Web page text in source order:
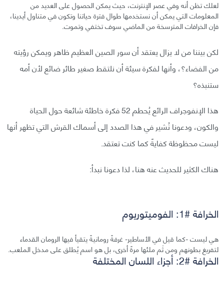
لعلك تظن أنه وفي عصر الإنترنت، حيث يمكن الحصول على العديد من
المعلومات التي يمكن أن نستخدمها طوال فترة حياتنا وتكون في متناول أيدينا،
فإن الخرافات المترسخة من الماضي سوف تختفي وتموت.
لكن بيننا من لا يزال يعتقد أن سور الصين العظيم ظاهر ويمكن رؤيته
من الفضاء؟، وأنها لفكرة سيئة أن نلتقط صغير طائر ضائع لأن أمه
ستنبذه؟
هذا الإنفوجراف الرائع يُحطم 52 فكرة خاطئة شائعة حول الحياة
والكون، ودعونا نُشير في هذا الصدد إلى أسماك القرش التي تظهر أنها
ليست محظوظة كفايةً كما كنت تعتقد.
هناك الكثير للحديث عنه هنا، لذا دعونا نبدأ:
الخرافة #1: الفوميتوريوم
هي ليست -كما قيل في الأساطير- غرفةً رومانيةً يتقيأ فيها الرومان القدماء
لتفريغ بطونهم ومن ثَم ملئها مرةً أخرى، بل هو اسم يُطلق على مدخل الملعب.
الخرافة #2: أجزاء اللسان المختلفة